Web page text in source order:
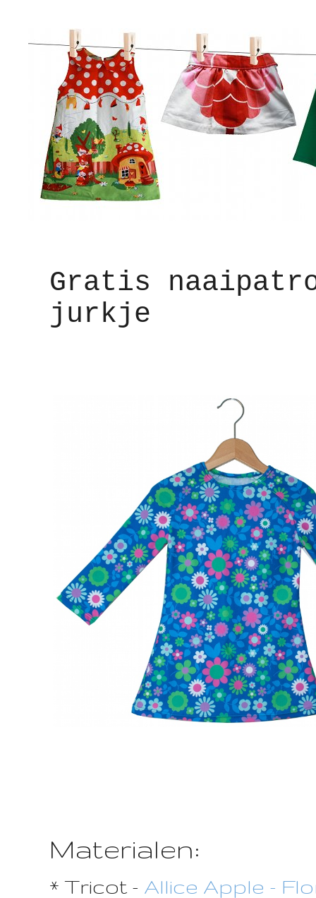
Gratis
jurkje
Materialen:
* Tricot - Allice Apple -